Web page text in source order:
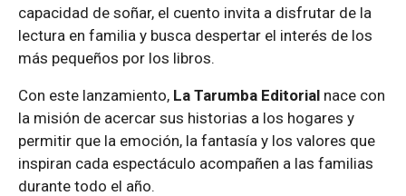
capacidad de soñar, el cuento invita a disfrutar de la
lectura en familia y busca despertar el interés de los
más pequeños por los libros.
Con este lanzamiento, La Tarumba Editorial nace con
la misión de acercar sus historias a los hogares y
permitir que la emoción, la fantasía y los valores que
inspiran cada espectáculo acompañen a las familias
durante todo el año.